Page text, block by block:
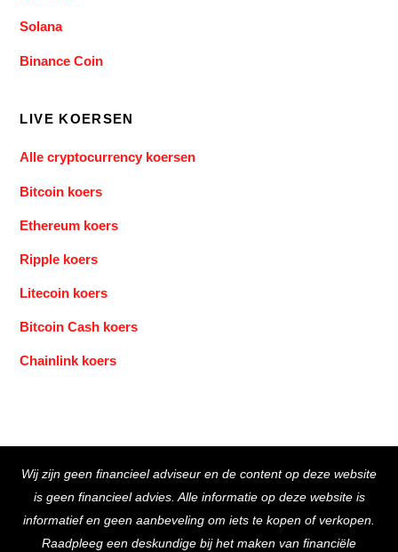
Solana
Binance Coin
LIVE KOERSEN
Alle cryptocurrency koersen
Bitcoin koers
Ethereum koers
Ripple koers
Litecoin koers
Bitcoin Cash koers
Chainlink koers
To
Top
Wij zijn geen financieel adviseur en de content op deze website
is geen financieel advies. Alle informatie op deze website is
informatief en geen aanbeveling om iets te kopen of verkopen.
Raadpleeg een deskundige bij het maken van financiële